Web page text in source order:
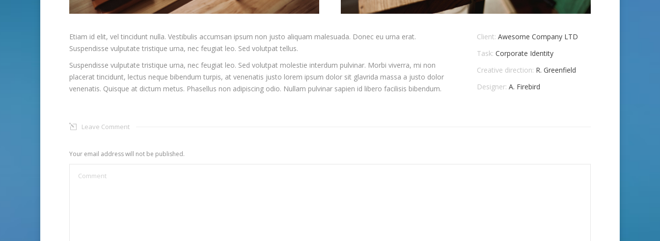
Etiam id elit, vel tincidunt nulla. Vestibulis accumsan ipsum non justo aliquam malesuada. Donec eu urna erat.
Suspendisse vulputate tristique urna, nec feugiat leo. Sed volutpat tellus.
Suspendisse vulputate tristique urna, nec feugiat leo. Sed volutpat molestie interdum pulvinar. Morbi viverra, mi non
placerat tincidunt, lectus neque bibendum turpis, at venenatis justo lorem ipsum dolor sit glavrida massa a justo dolor
venenatis. Quisque at dictum metus. Phasellus non adipiscing odio. Nullam pulvinar sapien id libero facilisis bibendum.
Client: Awesome Company LTD
Task: Corporate Identity
Creative direction: R. Greenfield
Designer: A. Firebird
Leave Comment
Your email address will not be published.
Comment